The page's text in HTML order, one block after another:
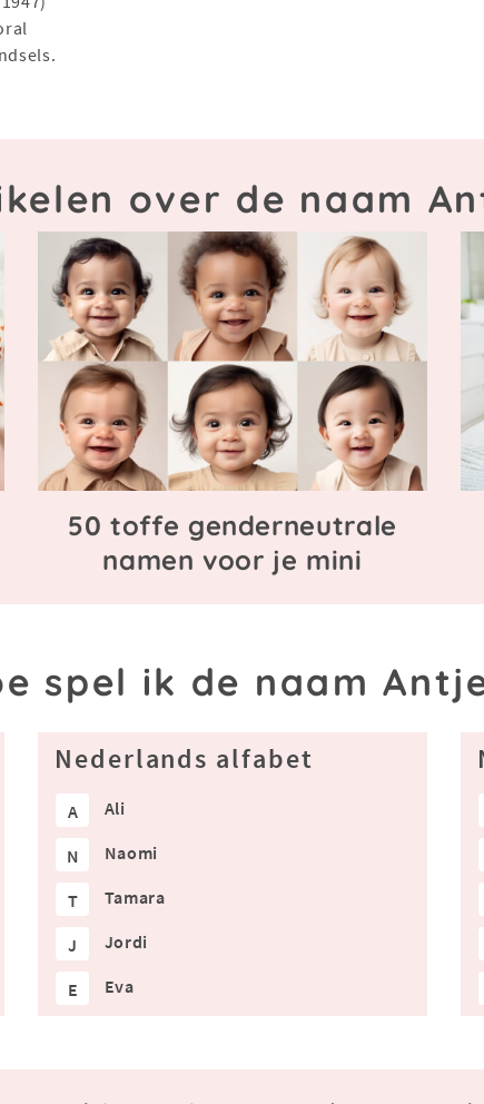
over de naam
50 toffe genderneutrale
namen voor je mini
spel ik de naam
Nederlands alfabet
A Ali
N Naomi
T Tamara
J Jordi
E Eva